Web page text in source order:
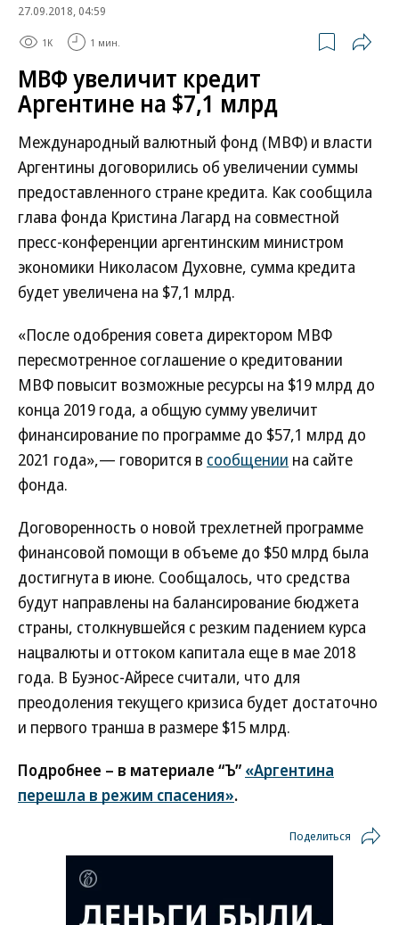
27.09.2018, 04:59
1K 1 мин.
МВФ увеличит кредит
Аргентине на $7,1 млрд
Международный валютный фонд (МВФ) и власти
Аргентины договорились об увеличении суммы
предоставленного стране кредита. Как сообщила
глава фонда Кристина Лагард на совместной
пресс-конференции аргентинским министром
экономики Николасом Духовне, сумма кредита
будет увеличена на $7,1 млрд.
«После одобрения совета директором МВФ
пересмотренное соглашение о кредитовании
МВФ повысит возможные ресурсы на $19 млрд до
конца 2019 года, а общую сумму увеличит
финансирование по программе до $57,1 млрд до
2021 года»,— говорится в сообщении на сайте
фонда.
Договоренность о новой трехлетней программе
финансовой помощи в объеме до $50 млрд была
достигнута в июне. Сообщалось, что средства
будут направлены на балансирование бюджета
страны, столкнувшейся с резким падением курса
нацвалюты и оттоком капитала еще в мае 2018
года. В Буэнос-Айресе считали, что для
преодоления текущего кризиса будет достаточно
и первого транша в размере $15 млрд.
Подробнее – в материале “Ъ” «Аргентина
перешла в режим спасения».
Поделиться